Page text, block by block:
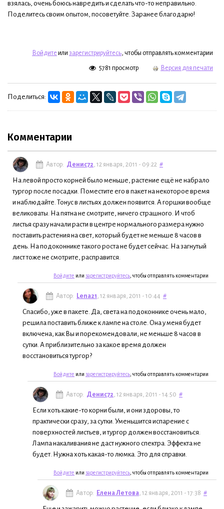
взялась, очень боюсь навредить и сделать что-то неправильно.
Поделитесь своим опытом, посоветуйте. Заранее благодарю!
Войдите или зарегистрируйтесь, чтобы отправлять комментарии
5781 просмотр Версия для печати
Поделиться:
Комментарии
Автор: Денис72 , 12 января, 2011 - 09:22 #
На левой просто корней было меньше, растение ещё не набрало
тургор после посадки. Поместите его в пакет на некоторое время
и наблюдайте. Тонус в листьях должен появится. А горшки вообще
великоваты. На пятна не смотрите, ничего страшного. И чтоб
листья сразу начали расти в центре нормального размера нужно
поставить растения на свет, который будет не меньше 8 часов в
день. На подоконнике такого роста не будет сейчас. На загнутый
лист тоже не смотрите, расправится.
Войдите или зарегистрируйтесь , чтобы отправлять комментарии
Автор: Lena21 , 12 января, 2011 - 10:44 #
Спасибо, уже в пакете. Да, света на подоконнике очень мало,
решила поставить ближе к лампе на столе. Она у меня будет
включена, как Вы и порекомендовали, не меньше 8 часов в
сутки. А приблизительно за какое время должен
восстановиться тургор?
Войдите или зарегистрируйтесь , чтобы отправлять комментарии
Автор: Денис72 , 12 января, 2011 - 14:50 #
Если хоть какие-то корни были, и они здоровы, то
практически сразу, за сутки. Уменьшится испарение с
поверхностей листьев, и тургор должен восстановиться.
Лампа накаливания не даст нужного спектра. Эффекта не
будет. Нужна хоть какая-то люмка. Это для справки.
Войдите или зарегистрируйтесь , чтобы отправлять комментарии
Автор: Елена Летова , 12 января, 2011 - 17:38 #